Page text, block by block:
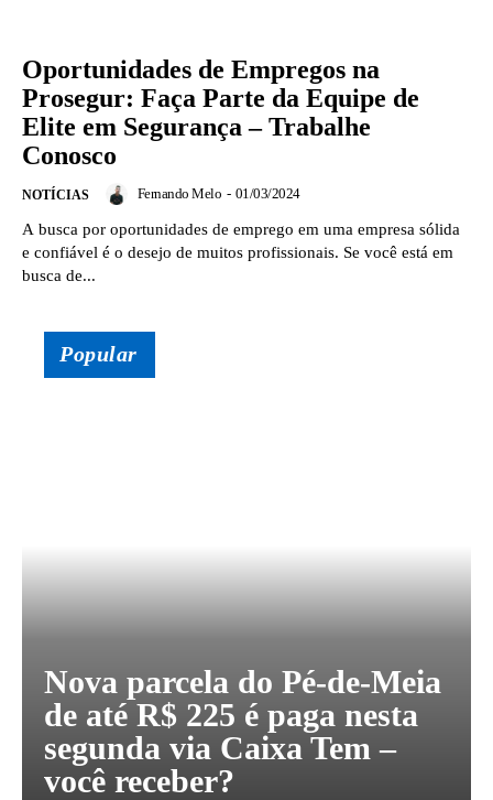
Oportunidades de Empregos na
Prosegur: Faça Parte da Equipe de
Elite em Segurança – Trabalhe
Conosco
NOTÍCIAS Fernando Melo - 01/03/2024
A busca por oportunidades de emprego em uma empresa sólida
e confiável é o desejo de muitos profissionais. Se você está em
busca de...
Popular
Nova parcela do Pé-de-Meia
de até R$ 225 é paga nesta
segunda via Caixa Tem –
você receber?